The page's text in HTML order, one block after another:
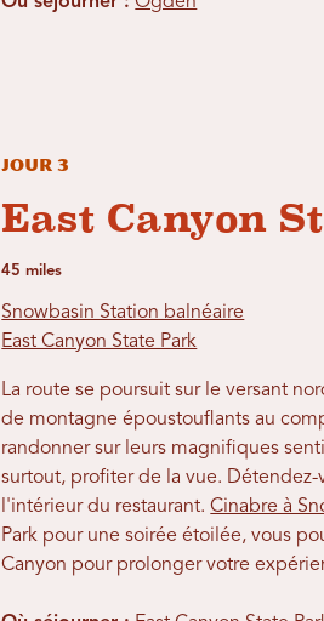
Jour 3
East Canyon
45 miles
Snowbasin Station balnéaire
East Canyon State Park
La route se poursuit sur le versant
de montagne époustouflants au
randonner sur leurs magnifiques
surtout, profiter de la vue.
l'intérieur du restaurant.Cinabre à
Park pour une soirée étoilée, vous
Canyon pour prolonger votre